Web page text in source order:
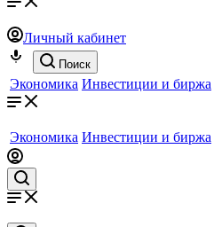
Личный кабинет
Поиск
Экономика Инвестиции и биржа
Экономика Инвестиции и биржа